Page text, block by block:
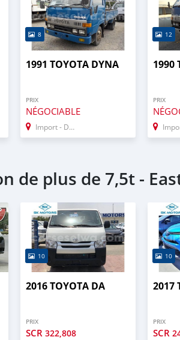
8
1991 TOYOTA DYNA
PRIX
NÉGOCIABLE
Import - Dubai
12
1990
PRIX
Import
de plus de 7,5t -
10
2016 TOYOTA DA
PRIX
SCR322,808
10
2017
PRIX
SCR